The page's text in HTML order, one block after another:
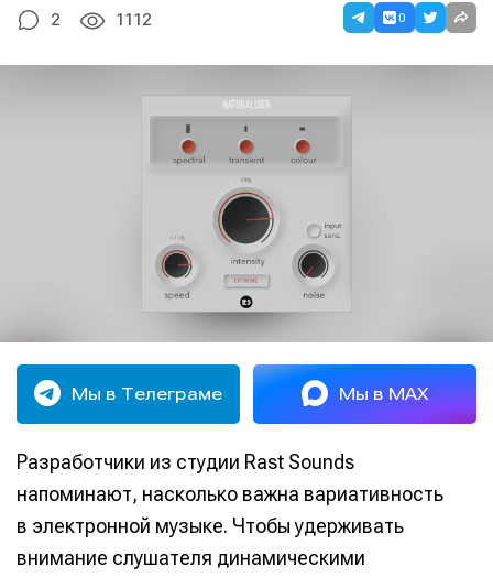
2 1112 0
Мы в Телеграме Мы в MAX
Разработчики из студии Rast Sounds
напоминают, насколько важна вариативность
в электронной музыке. Чтобы удерживать
внимание слушателя динамическими